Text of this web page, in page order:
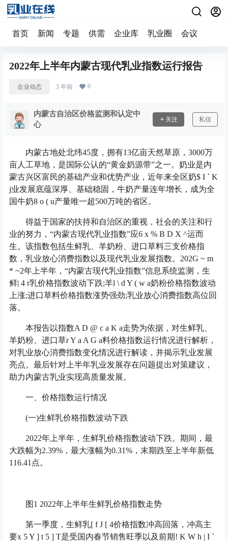
首页 新闻 专题 供需 企业库 乳业圈 会议
2022年上半年内蒙古现代乳业指数运行报告
企业动态 3 年前 0
内蒙古自治区价格监测和认定中
心
关注 私信
内蒙古地处北纬45度，拥有13亿亩天然草原，3000万
亩人工草地，是国际公认的“黄金奶源带”之一。奶业是内
蒙古兴区富民的基础产业和优势产业，近年来全区奶$ I ` K
j业发展底蕴深厚、基础稳固，牛奶产量连年增长，成为全
国牛奶8 o ( u产量唯一超500万吨的省区。
得益于国家的扶持和自治区的重视，社会的关注和行
业的努力，“内蒙古现代乳业指数”应6 x % B D X ^运而
生。该指数包括生鲜乳、羊奶粉、进口草料三支价格指
数，乳业放心消费指数以及现代乳业发展指数。202G ~ m
* ~2年上半年，“内蒙古现代乳业指数”信息系统监测，生
鲜| 4 r乳价格指数波动下跌;羊l \ d Y ( w a奶粉价格指数波动
上涨;进口草料价格指数涨势强劲;乳业放心消费指数高位回
落。
本报告以指数A D @ c a K a走势为依据，对生鲜乳、
羊奶粉、进口草r Y a A G a料价格指数运行情况进行解析，
对乳业放心消费指数变化情况进行解读，并揭示乳业发展
亮点。最后针对上半年乳业发展存在问题提出对策建议，
助力内蒙古乳业实现高质量发展。
一、价格指数运行情况
(一)生鲜乳价格指数波动下跌
2022年上半年，生鲜乳价格指数波动下跌。期间，最
大跌幅为2.39%，最大涨幅为0.31%，末期跌至上半年新低
116.41点。
图1 2022年上半年生鲜乳价格指数走势
第一季度，生鲜乳[ f J [ 4价格指数冲高回落，冲高主
要x 5 Y ] t 5 ] T是受国内春节销售旺季以及前期! K W h | I `